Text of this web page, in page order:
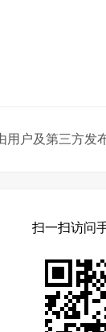
用户及第三方发
扫一扫访问